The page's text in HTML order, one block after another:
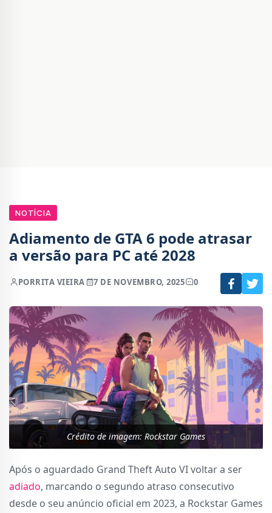
NOTÍCIA
Adiamento de GTA 6 pode atrasar
a versão para PC até 2028
PORRITA VIEIRA 7 DE NOVEMBRO, 2025 0
Crédito de imagem: Rockstar Games
Após o aguardado Grand Theft Auto VI voltar a ser
adiado, marcando o segundo atraso consecutivo
desde o seu anúncio oficial em 2023, a Rockstar Games